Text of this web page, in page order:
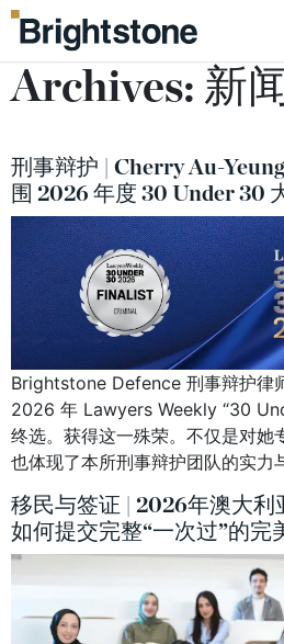
Archives: 新闻
刑事辩护 | Cherry Au-
围 2026 年度 30 Under 30
Brightstone Defence 刑事辩护律
2026 年 Lawyers Weekly “30
终选。获得这一殊荣。不仅是对她
也体现了本所刑事辩护团队的实力
移民与签证 | 2026年澳大利
如何提交完整“一次过”的完